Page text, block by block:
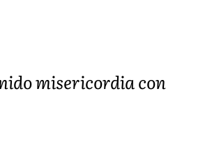
misericordia con